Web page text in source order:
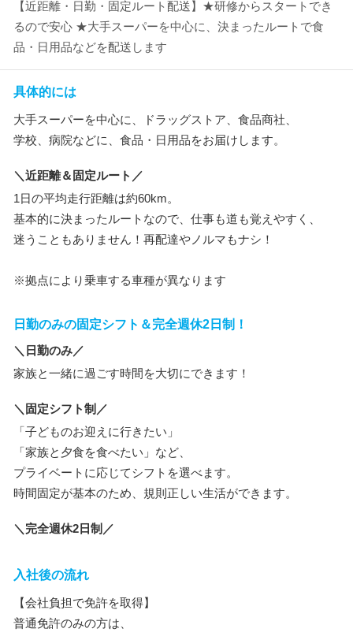
【近距離・日勤・固定ルート配送】★研修からスタートでき
るので安心 ★大手スーパーを中心に、決まったルートで食
品・日用品などを配送します
具体的には
大手スーパーを中心に、ドラッグストア、食品商社、
学校、病院などに、食品・日用品をお届けします。
＼近距離＆固定ルート／
1日の平均走行距離は約60km。
基本的に決まったルートなので、仕事も道も覚えやすく、
迷うこともありません！再配達やノルマもナシ！
※拠点により乗車する車種が異なります
日勤のみの固定シフト＆完全週休2日制！
＼日勤のみ／
家族と一緒に過ごす時間を大切にできます！
＼固定シフト制／
「子どものお迎えに行きたい」
「家族と夕食を食べたい」など、
プライベートに応じてシフトを選べます。
時間固定が基本のため、規則正しい生活ができます。
＼完全週休2日制／
入社後の流れ
【会社負担で免許を取得】
普通免許のみの方は、